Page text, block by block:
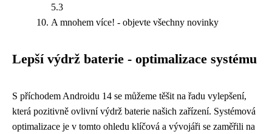
5.3
A mnohem více! - objevte všechny novinky
Lepší výdrž baterie - optimalizace systému
S příchodem Androidu 14 se můžeme těšit na řadu vylepšení,
která pozitivně ovlivní výdrž baterie našich zařízení. Systémová
optimalizace je v tomto ohledu klíčová a vývojáři se zaměřili na